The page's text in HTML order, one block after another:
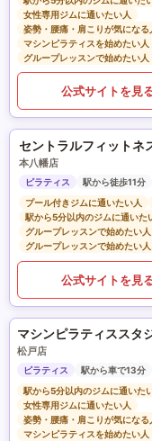
女性専用ジムに通いたい人
姿勢・腰痛・肩こりが気になる
マシンピラティスを始めたい人
グループレッスンで始めたい人
公式サイトを見
セントラルフィットネ
本八幡店
ピラティス
駅から徒歩11分
プール付きジムに通いたい人
駅から5分以内のジムに通いた
グループレッスンで始めたい人
グループレッスンで始めたい人
公式サイトを見
松戸店
ピラティス
駅から車で13分
駅から5分以内のジムに通いた
女性専用ジムに通いたい人
姿勢・腰痛・肩こりが気になる
マシンピラティスを始めたい人